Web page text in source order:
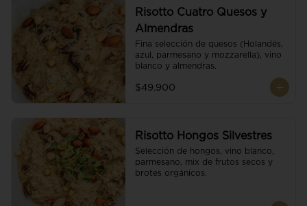
Risotto Cuatro Quesos y
Almendras
Fina selección de quesos (Holandés,
azul, parmesano y mozzarella), vino
blanco y almendras.
$49.900
Risotto Hongos Silvestres
Selección de hongos, vino blanco,
parmesano, mix de frutos secos y
brotes orgánicos.